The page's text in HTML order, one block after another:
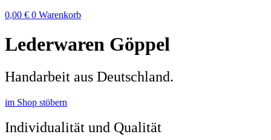
0,00 € 0 Warenkorb
Lederwaren Göppel
Handarbeit aus Deutschland.
im Shop stöbern
Individualität und Qualität